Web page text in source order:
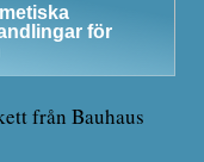
för
från Bauhaus